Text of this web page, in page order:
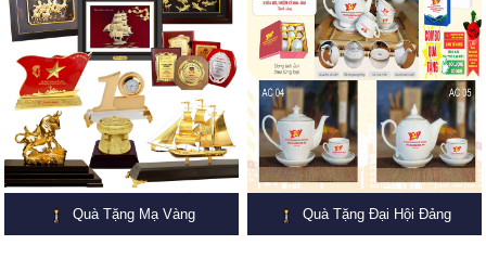
Quà Tặng Mạ Vàng Quà Tặng Đại Hội Đảng